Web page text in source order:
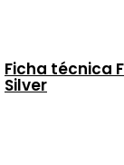
Ficha técnica
Silver